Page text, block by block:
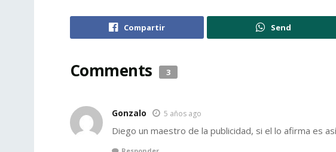
Compartir Send
Comments 3
Gonzalo 5 años ago
Diego un maestro de la publicidad, si el lo afirma es así